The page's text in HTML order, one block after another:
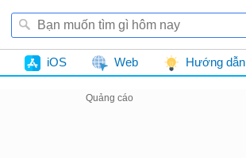
iOS Web Hướng dẫn